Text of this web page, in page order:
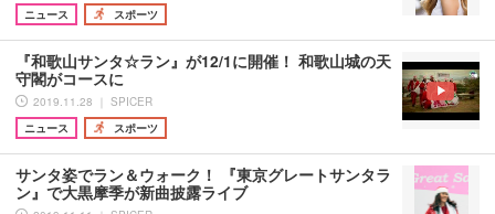
ニュース
スポーツ
『和歌山サンタ☆ラン』が12/1に開催！ 和歌山城の天
守閣がコースに
2019.11.28 ｜ SPICER
ニュース
スポーツ
サンタ姿でラン＆ウォーク！ 『東京グレートサンタラ
ン』で大黒摩季が新曲披露ライブ